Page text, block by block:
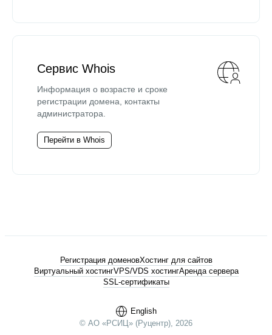
Сервис Whois
Информация о возрасте и сроке
регистрации домена, контакты
администратора.
Перейти в Whois
English
© АО «РСИЦ» (Руцентр), 2026
Регистрация доменовХостинг для сайтов
Виртуальный хостингVPS/VDS хостингАренда сервера
SSL-сертификаты